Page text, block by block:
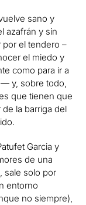
sano y
azafrán y sin
por el tendero –
el miedo y
como para ir a
y, sobre todo,
que tienen que
la barriga del
Garcia y
de una
sale solo por
entorno
no siempre),